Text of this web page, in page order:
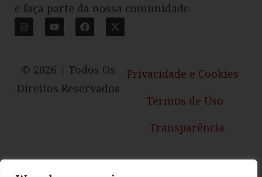
e faça parte da nossa comunidade.
© 2026 | Todos Os
Direitos Reservados
Privacidade e Cookies
Termos de Uso
Transparência